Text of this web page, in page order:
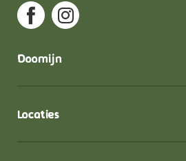
Doomijn
Locaties